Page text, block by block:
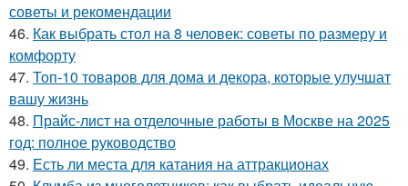
советы и рекомендации
46. Как выбрать стол на 8 человек: советы по размеру и
комфорту
47. Топ-10 товаров для дома и декора, которые улучшат
вашу жизнь
48. Прайс-лист на отделочные работы в Москве на 2025
год: полное руководство
49. Есть ли места для катания на аттракционах